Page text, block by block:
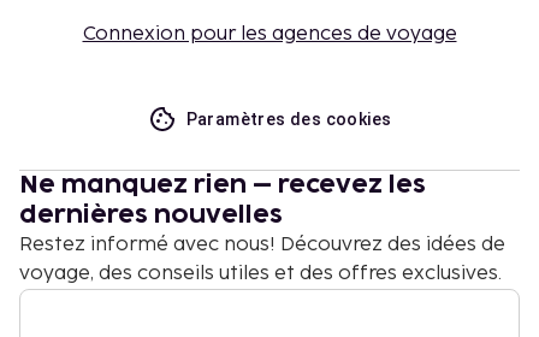
Connexion pour les agences de voyage
Paramètres des cookies
Ne manquez rien – recevez les
dernières nouvelles
Restez informé avec nous! Découvrez des idées de
voyage, des conseils utiles et des offres exclusives.